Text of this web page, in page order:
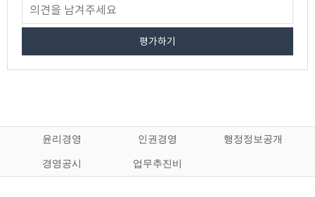
평가하기
윤리경영 인권경영 행정정보공개
경영공시 업무추진비